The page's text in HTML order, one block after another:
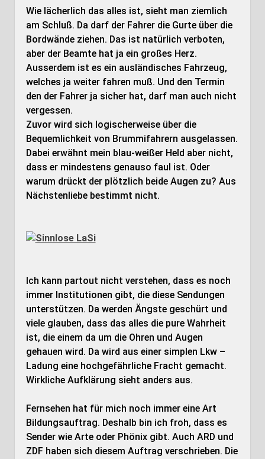
Wie lächerlich das alles ist, sieht man ziemlich
am Schluß. Da darf der Fahrer die Gurte über die
Bordwände ziehen. Das ist natürlich verboten,
aber der Beamte hat ja ein großes Herz.
Ausserdem ist es ein ausländisches Fahrzeug,
welches ja weiter fahren muß. Und den Termin
den der Fahrer ja sicher hat, darf man auch nicht
vergessen.
Zuvor wird sich logischerweise über die
Bequemlichkeit von Brummifahrern ausgelassen.
Dabei erwähnt mein blau-weißer Held aber nicht,
dass er mindestens genauso faul ist. Oder
warum drückt der plötzlich beide Augen zu? Aus
Nächstenliebe bestimmt nicht.
Ich kann partout nicht verstehen, dass es noch
immer Institutionen gibt, die diese Sendungen
unterstützen. Da werden Ängste geschürt und
viele glauben, dass das alles die pure Wahrheit
ist, die einem da um die Ohren und Augen
gehauen wird. Da wird aus einer simplen Lkw –
Ladung eine hochgefährliche Fracht gemacht.
Wirkliche Aufklärung sieht anders aus.
Fernsehen hat für mich noch immer eine Art
Bildungsauftrag. Deshalb bin ich froh, dass es
Sender wie Arte oder Phönix gibt. Auch ARD und
ZDF haben sich diesem Auftrag verschrieben. Die